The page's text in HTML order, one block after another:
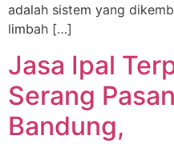
adalah sistem yang
limbah […]
Jasa Ipal
Serang
Bandung,